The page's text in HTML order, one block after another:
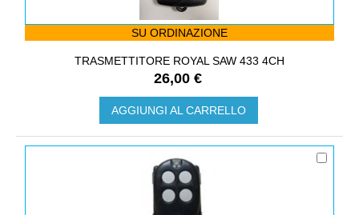
SU ORDINAZIONE
TRASMETTITORE ROYAL SAW 433 4CH
26,00 €
AGGIUNGI AL CARRELLO